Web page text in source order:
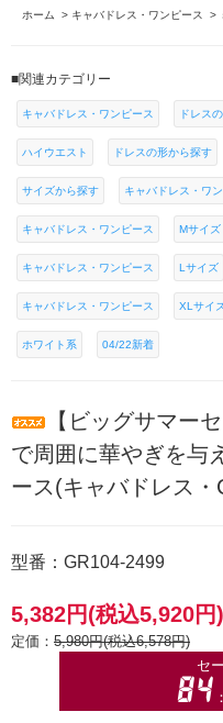
ホーム > キャバドレス・ワンピース >
■関連カテゴリー
キャバドレス・ワンピース ドレス
ハイウエスト ドレスの形から探す
サイズから探す キャバドレス・ワ
キャバドレス・ワンピース Mサイズ
キャバドレス・ワンピース Lサイズ
キャバドレス・ワンピース XLサイ
ホワイト系 04/22新着
【ビッグサマー
で周囲に華やぎを与
ース(キャバドレス・
型番：GR104-2499
5,382円(税込5,920円)
定価： 5,980円(税込6,578円)